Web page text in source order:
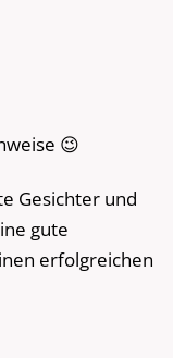
😉
Gesichter und
gute
erfolgreichen